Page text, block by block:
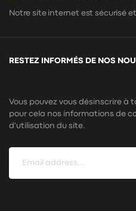
Notre site internet est sécurisé
RESTEZ INFORMÉS DE NOS
Vous pouvez vous désinscrire à
pour cela nos informations de
d'utilisation du site.